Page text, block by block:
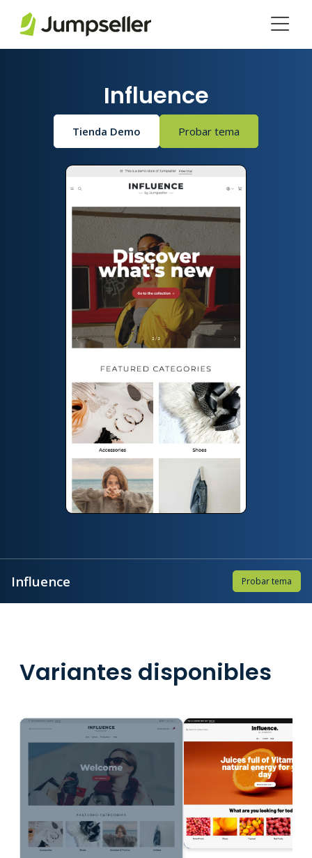
Influence
Tienda Demo Probar tema
Influence Probar tema
Variantes disponibles